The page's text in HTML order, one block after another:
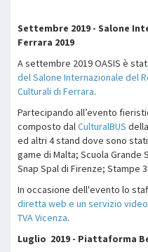
Settembre 2019 - Salone
Ferrara 2019
A settembre 2019 OASIS è
del Salone Internazionale del
Culturali di Ferrara.
Partecipando all’evento
composto dal CulturalBUS
ed altri 4 stand dove sono
game di Malta; Scuola Grande
Snap Spal di Firenze; Stampe
In occasione dell'evento lo
diretta web e un servizio
TVA Vicenza.
Luglio 2019 - Piattaforma